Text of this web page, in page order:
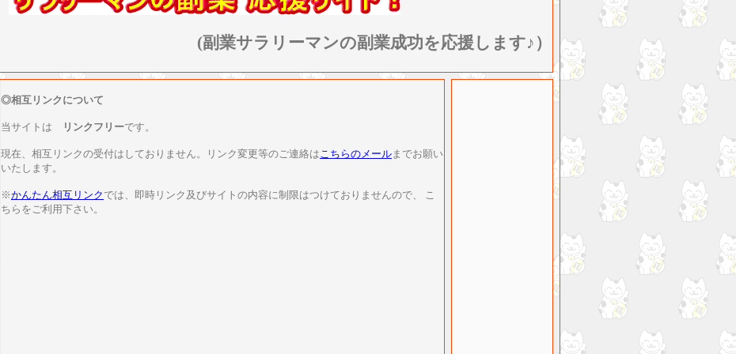
(副業サラリーマンの副業成功を応援します♪）
◎相互リンクについて
当サイトは リンクフリーです。
現在、相互リンクの受付はしておりません。リンク変更等のご連絡はこちらのメールまでお願い
いたします。
※かんたん相互リンク では、即時リンク及びサイトの内容に制限はつけておりませんので、 こ
ちらをご利用下さい。